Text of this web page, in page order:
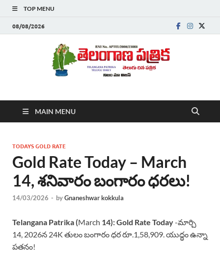
TOP MENU
08/08/2026
Telanganapatrika
,Latest Telangana News, Rajanna Sircilla News, Telangana
Breaking News, Telugu Newspaper Online, Today Telugu News,
తెలుగు వార్తలు , బ్రేకింగ్ న్యూస్ తెలుగులో , తెలంగాణ లో తాజా అప్‌డేట్స్ ,
తెలుగు న్యూస్ పేపర్
MAIN MENU
TODAYS GOLD RATE
Gold Rate Today – March
14, శనివారం బంగారం ధరలు!
14/03/2026 - byGnaneshwar kokkula
Telangana Patrika (March 14):Gold Rate Today-మార్చి
14, 2026న 24K తులం బంగారం ధర రూ.1,58,909. యుద్ధం ఉన్నా
పతనం!